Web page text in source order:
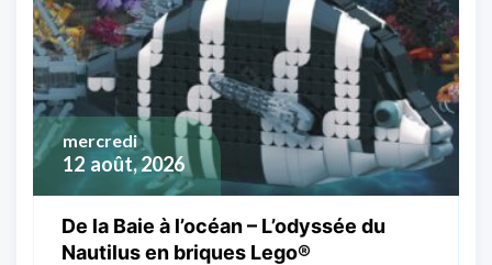
12 août, 2026
mercredi
De la Baie à l’océan – L’odyssée du
Nautilus en briques Lego®